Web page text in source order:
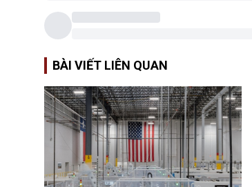
BÀI VIẾT LIÊN QUAN